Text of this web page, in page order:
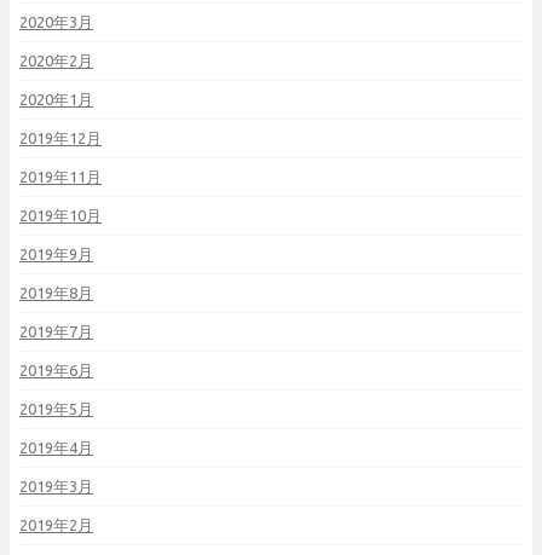
2020年3月
2020年2月
2020年1月
2019年12月
2019年11月
2019年10月
2019年9月
2019年8月
2019年7月
2019年6月
2019年5月
2019年4月
2019年3月
2019年2月